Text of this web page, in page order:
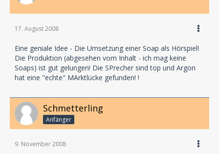
17. August 2008
Eine geniale Idee - Die Umsetzung einer Soap als Hörspiel!
Die Produktion (abgesehen vom Inhalt - ich mag keine
Soaps) ist gut gelungen! Die SPrecher sind top und Argon
hat eine "echte" MArktlücke gefunden! !
Schmetterling
Anfänger
9. November 2008